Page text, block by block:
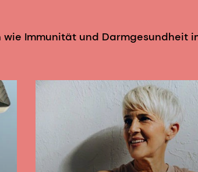
of Food Microbiology, 157(2):182-
of sialyllactoses by infant gut
der Fütterung von Sialyllactose und
des Gehirns bei erwachsenen
Sialyllactose-Isomere erhöhen die
die Kolon-Mikrobiota von mit Formula
Immunität und Darmgesundheit